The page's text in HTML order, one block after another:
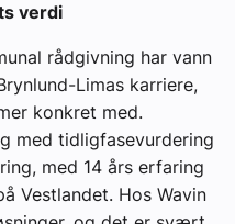
verdi
rådgivning har vann
Limas karriere,
konkret med.
med tidligfasevurdering
med 14 års erfaring
Vestlandet. Hos Wavin